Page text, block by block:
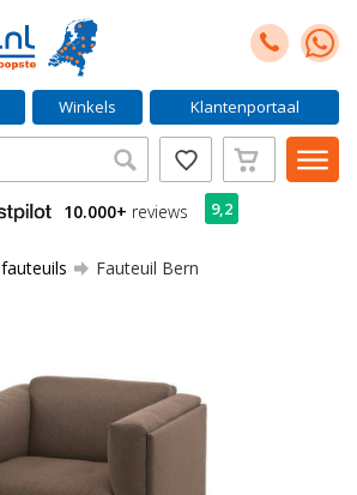
Winkels Klantenportaal
10.000+ reviews 9,2
fauteuils Fauteuil Bern